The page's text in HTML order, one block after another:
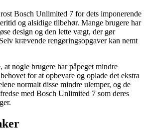
Bosch Unlimited 7 for dets imponerende
og alsidige tilbehør. Mange brugere har
design og den lette vægt, der gør
krævende rengøringsopgaver kan nemt
nogle brugere har påpeget mindre
for at opbevare og oplade det ekstra
normalt disse mindre ulemper, og de
med Bosch Unlimited 7 som deres